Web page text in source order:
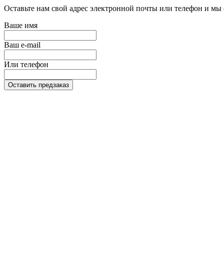
Оставьте нам свой адрес электронной почты или телефон и
Ваше имя
Ваш e-mail
Или телефон